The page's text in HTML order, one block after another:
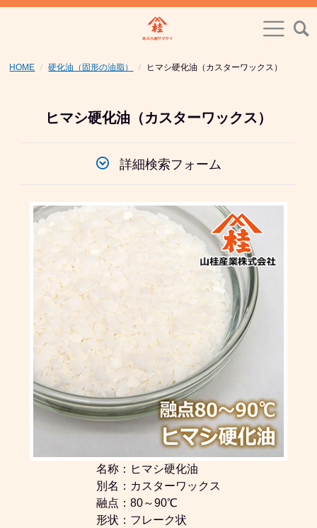
HOME 硬化油（固形の油脂） ヒマシ硬化油（カスターワックス）
ヒマシ硬化油（カスターワックス）
詳細検索フォーム
名称：ヒマシ硬化油
別名：カスターワックス
融点：80～90℃
形状：フレーク状